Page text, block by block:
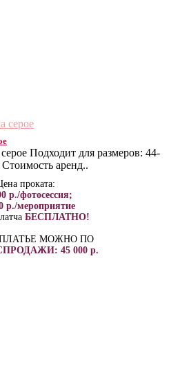
Подходит для размеров: 44-
аренд..
проката:
р./фотосессия;
р./мероприятие
БЕСПЛАТНО!
МОЖНО ПО
45 000 р.